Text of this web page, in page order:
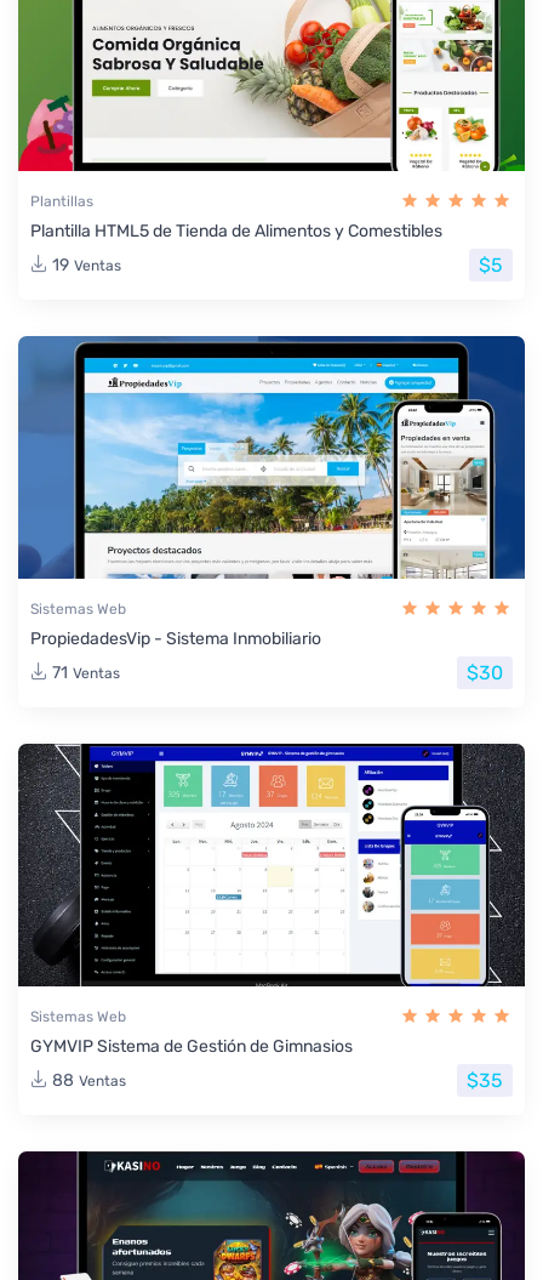
Plantillas
Plantilla HTML5 de Tienda de Alimentos y Comestibles
19 Ventas $5
Sistemas Web
PropiedadesVip - Sistema Inmobiliario
71 Ventas $30
Sistemas Web
GYMVIP Sistema de Gestión de Gimnasios
88 Ventas $35